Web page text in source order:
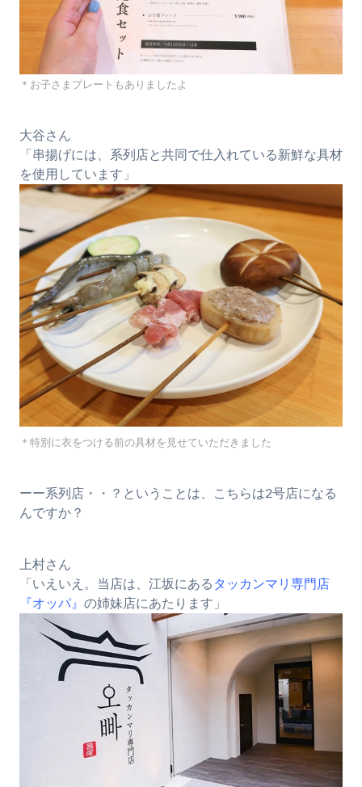
＊お子さまプレートもありましたよ
大谷さん
「串揚げには、系列店と共同で仕入れている新鮮な具材
を使用しています」
＊特別に衣をつける前の具材を見せていただきました
ーー系列店・・？ということは、こちらは2号店になる
んですか？
上村さん
「いえいえ。当店は、江坂にある タッカンマリ専門店
『オッパ』 の姉妹店にあたります」